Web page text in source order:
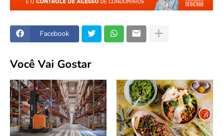
Facebook
Você Vai Gostar